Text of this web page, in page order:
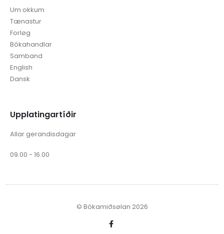
Um okkum
Tænastur
Forløg
Bókahandlar
Samband
English
Upplatingartíðir